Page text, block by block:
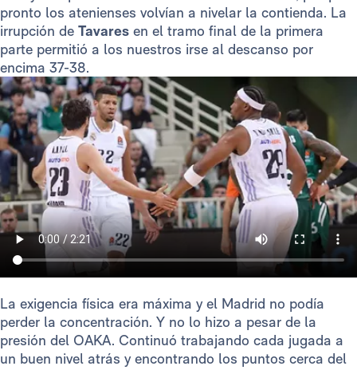
pronto los atenienses volvían a nivelar la contienda. La
irrupción de Tavares en el tramo final de la primera
parte permitió a los nuestros irse al descanso por
encima 37-38.
La exigencia física era máxima y el Madrid no podía
perder la concentración. Y no lo hizo a pesar de la
presión del OAKA. Continuó trabajando cada jugada a
un buen nivel atrás y encontrando los puntos cerca del